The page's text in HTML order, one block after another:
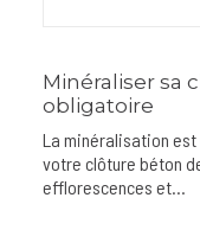
Minéraliser sa
obligatoire
La minéralisation
votre clôture béton
efflorescences et…